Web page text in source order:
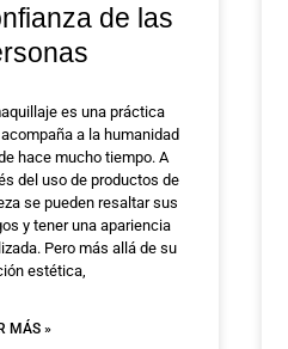
de las
es una práctica
a la humanidad
hace mucho tiempo. A
del uso de productos de
se pueden resaltar sus
y tener una apariencia
Pero más allá de su
estética,
MÁS »